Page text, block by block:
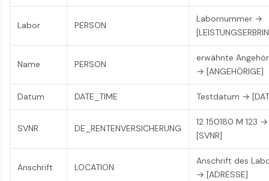
Labor PERSON
Labornummer →
Name PERSON
erwähnte
→ [ANGEHÖRIGE]
Datum DATE_TIME Testdatum →
SVNR DE_RENTENVERSICHERUNG
12 150180 M 123 →
[SVNR]
Anschrift LOCATION
Anschrift des
→ [ADRESSE]